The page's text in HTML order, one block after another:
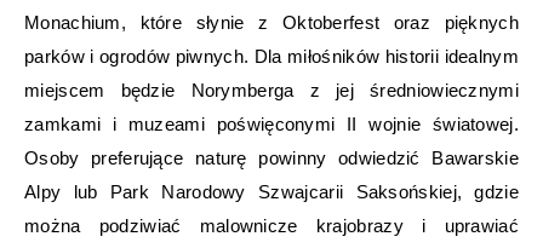
Monachium, które słynie z Oktoberfest oraz pięknych
parków i ogrodów piwnych. Dla miłośników historii idealnym
miejscem będzie Norymberga z jej średniowiecznymi
zamkami i muzeami poświęconymi II wojnie światowej.
Osoby preferujące naturę powinny odwiedzić Bawarskie
Alpy lub Park Narodowy Szwajcarii Saksońskiej, gdzie
można podziwiać malownicze krajobrazy i uprawiać